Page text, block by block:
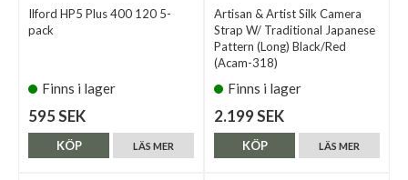
Ilford HP5 Plus 400 120 5-
pack
Finns i lager
595 SEK
LÄS MER
KÖP
Artisan & Artist Silk Camera
Strap W/ Traditional Japanese
Pattern (Long) Black/Red
(Acam-318)
Finns i lager
2.199 SEK
LÄS MER
KÖP